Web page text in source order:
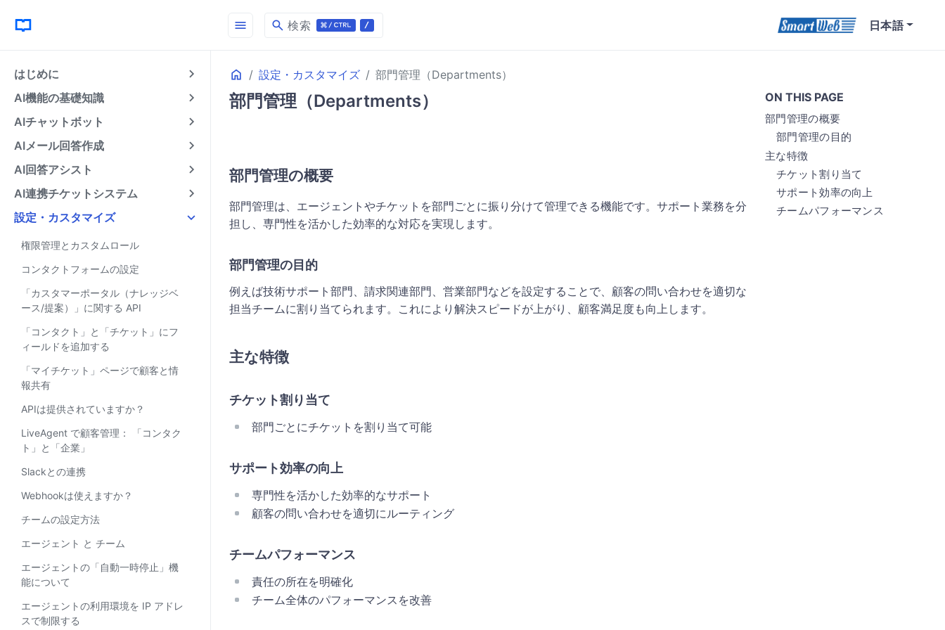
はじめに
AI機能の基礎知識
AIチャットボット
AIメール回答作成
AI回答アシスト
AI連携チケットシステム
設定・カスタマイズ
権限管理とカスタムロール
コンタクトフォームの設定
「カスタマーポータル（ナレッジベ
ース/提案）」に関する API
「コンタクト」と「チケット」にフ
ィールドを追加する
「マイチケット」ページで顧客と情
報共有
APIは提供されていますか？
LiveAgent で顧客管理： 「コンタク
ト」と「企業」
Slackとの連携
Webhookは使えますか？
チームの設定方法
エージェント と チーム
エージェントの「自動一時停止」機
能について
エージェントの利用環境を IP アドレ
スで制限する
menu search 検索 日本語
Home 設定・カスタマイズ
部門管理（Departments）
ON THIS PAGE
部門管理の概要
部門管理の目的
主な特徴
チケット割り当て
サポート効率の向上
チームパフォーマンス
部門管理（Departments）
部門管理の概要
部門管理は、エージェントやチケットを部門ごとに振り分けて管理できる機能です。サポート業務を分
担し、専門性を活かした効率的な対応を実現します。
部門管理の目的
例えば技術サポート部門、請求関連部門、営業部門などを設定することで、顧客の問い合わせを適切な
担当チームに割り当てられます。これにより解決スピードが上がり、顧客満足度も向上します。
主な特徴
チケット割り当て
部門ごとにチケットを割り当て可能
サポート効率の向上
専門性を活かした効率的なサポート
顧客の問い合わせを適切にルーティング
チームパフォーマンス
責任の所在を明確化
チーム全体のパフォーマンスを改善